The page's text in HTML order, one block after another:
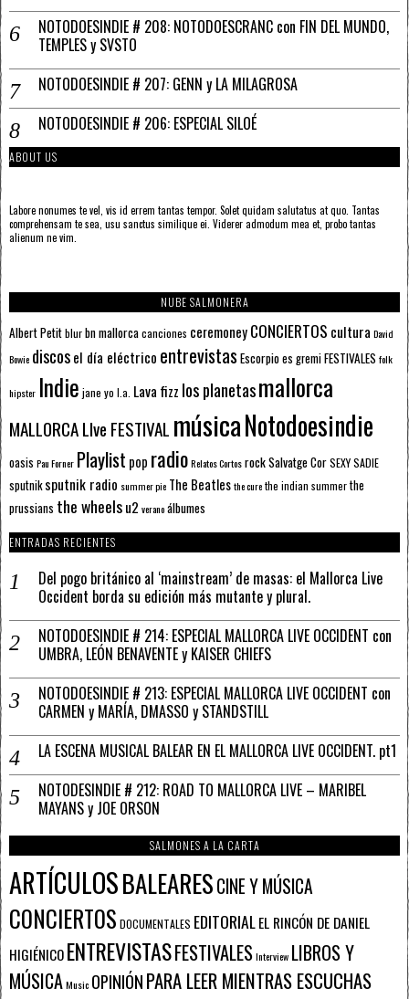
NOTODOESINDIE # 208: NOTODOESCRANC con FIN DEL MUNDO,
TEMPLES y SVSTO
NOTODOESINDIE # 207: GENN y LA MILAGROSA
NOTODOESINDIE # 206: ESPECIAL SILOÉ
ABOUT US
Labore nonumes te vel, vis id errem tantas tempor. Solet quidam salutatus at quo. Tantas
comprehensam te sea, usu sanctus similique ei. Viderer admodum mea et, probo tantas
alienum ne vim.
NUBE SALMONERA
Albert Petitblurbn mallorcacanciones ceremoneyCONCIERTOS cultura David
Bowie discosel día eléctrico entrevistas Escorpioes gremiFESTIVALES folk
hipster Indie jane yo l.a. Lava fizz los planetasmallorca
MALLORCA LIve FESTIVAL músicaNotodoesindie
oasis Pau Forner Playlist pop radioRelatos CortosrockSalvatge CorSEXY SADIE
sputnik sputnik radio summer pie The Beatlesthe curethe indian summerthe
prussians the wheelsu2 veranoálbumes
ENTRADAS RECIENTES
Del pogo británico al ‘mainstream’ de masas: el Mallorca Live
Occident borda su edición más mutante y plural.
NOTODOESINDIE # 214: ESPECIAL MALLORCA LIVE OCCIDENT con
UMBRA, LEÓN BENAVENTE y KAISER CHIEFS
NOTODOESINDIE # 213: ESPECIAL MALLORCA LIVE OCCIDENT con
CARMEN y MARÍA, DMASSO y STANDSTILL
LA ESCENA MUSICAL BALEAR EN EL MALLORCA LIVE OCCIDENT. pt1
NOTODESINDIE # 212: ROAD TO MALLORCA LIVE – MARIBEL
MAYANS y JOE ORSON
SALMONES A LA CARTA
ARTÍCULOSBALEARESCINE Y MÚSICA
CONCIERTOS DOCUMENTALES EDITORIALEL RINCÓN DE DANIEL
HIGIÉNICOENTREVISTASFESTIVALESInterview LIBROS Y
MÚSICAMusic OPINIÓNPARA LEER MIENTRAS ESCUCHAS